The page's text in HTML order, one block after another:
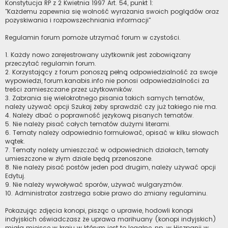
Konstytucja RP z 2 Kwietnia 1997 Art. 54, punkt 1:
"Każdemu zapewnia się wolność wyrażania swoich poglądów oraz
pozyskiwania i rozpowszechniania informacji"
Regulamin forum pomoże utrzymać forum w czystości.
1. Każdy nowo zarejestrowany użytkownik jest zobowiązany
przeczytać regulamin forum.
2. Korzystający z forum ponoszą pełną odpowiedzialność za swoje
wypowiedzi, forum.kanabis.info nie ponosi odpowiedzialności za
treści zamieszczane przez użytkowników.
3. Zabrania się wielokrotnego pisania takich samych tematów,
należy używać opcji Szukaj żeby sprawdzić czy już takiego nie ma.
4. Należy dbać o poprawność językową pisanych tematów.
5. Nie należy pisać całych tematów dużymi literami.
6. Tematy należy odpowiednio formułować, opisać w kilku słowach
wątek.
7. Tematy należy umieszczać w odpowiednich działach, tematy
umieszczone w złym dziale będą przenoszone.
8. Nie należy pisać postów jeden pod drugim, należy używać opcji
Edytuj.
9. Nie należy wywoływać sporów, używać wulgaryzmów.
10. Administrator zastrzega sobie prawo do zmiany regulaminu.
Pokazując zdjęcia konopi, pisząc o uprawie, hodowli konopi
indyjskich oświadczasz że uprawa marihuany (konopi indyjskich)